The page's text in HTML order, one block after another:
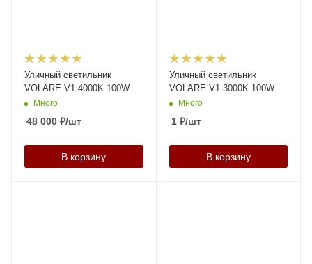
Уличный светильник
VOLARE V1 4000K 100W
Много
48 000 ₽/шт
В корзину
Уличный светильник
VOLARE V1 3000K 100W
Много
1₽/шт
В корзину